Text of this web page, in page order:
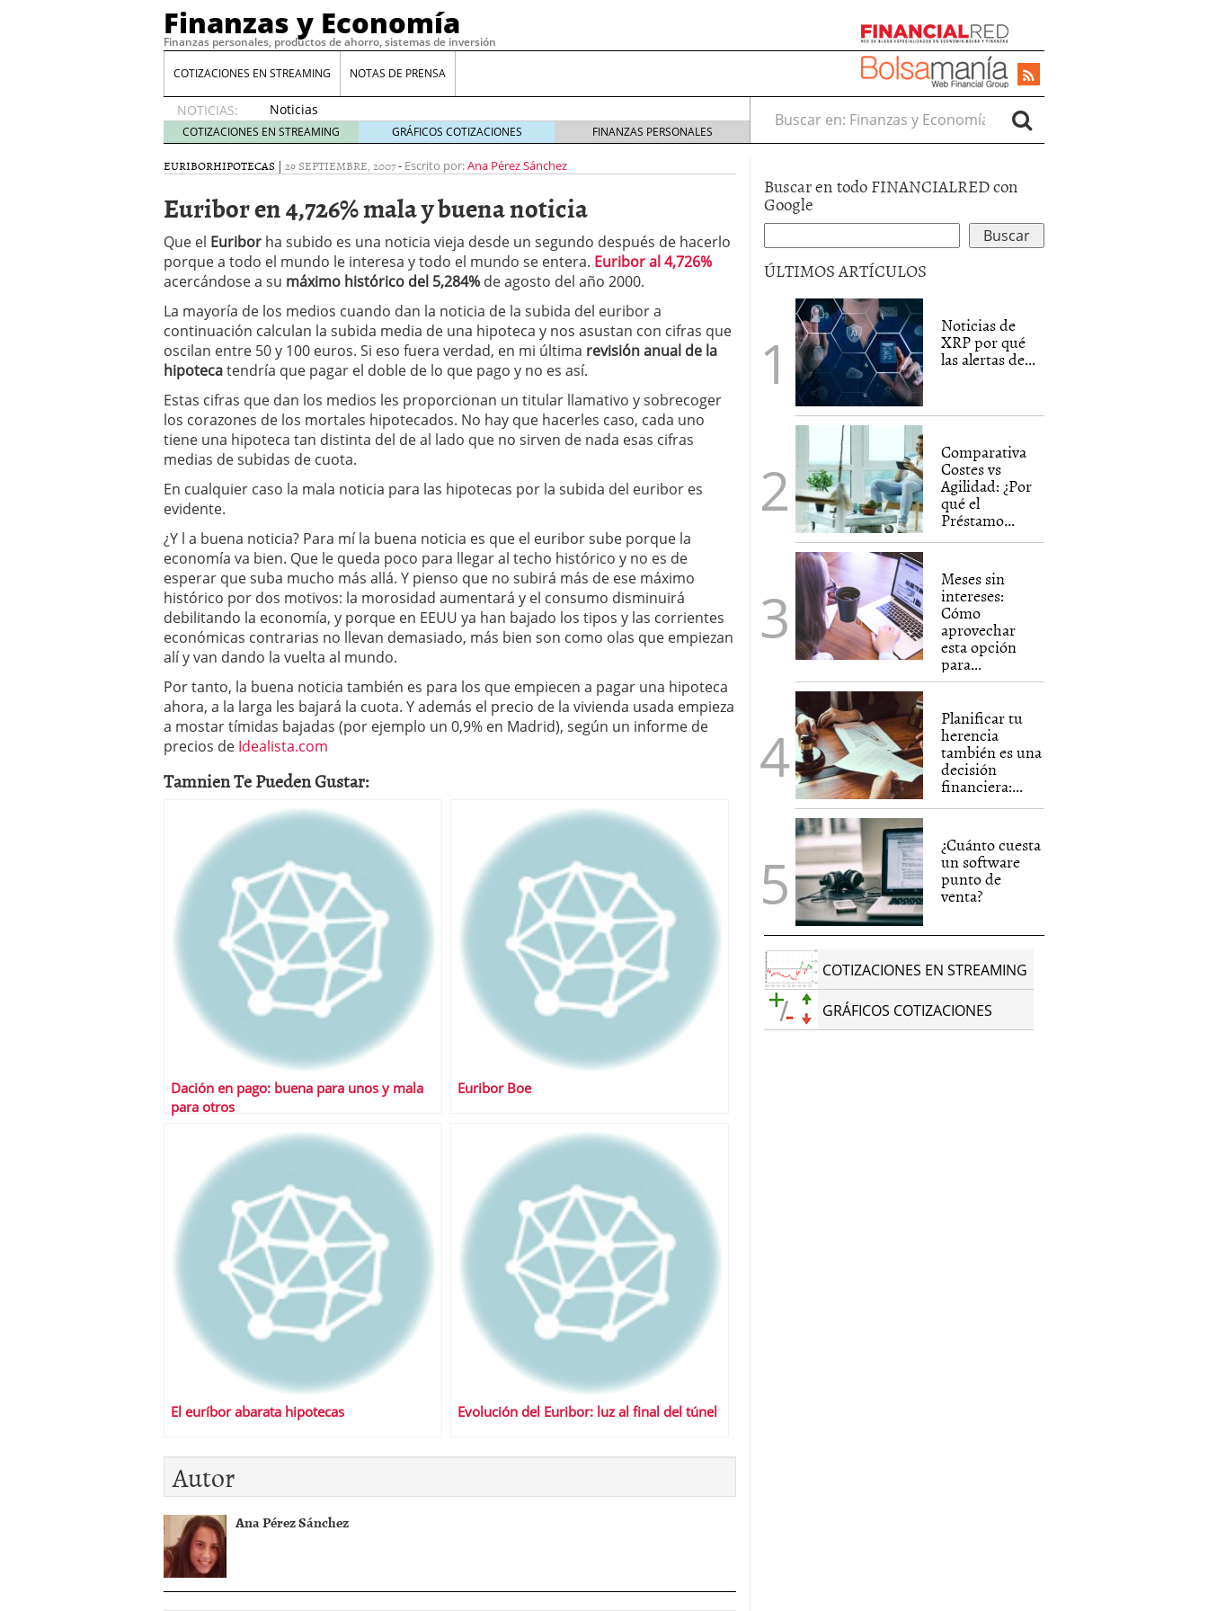
Finanzas y Economía
Finanzas personales, productos de ahorro, sistemas de inversión
COTIZACIONES EN STREAMING NOTAS DE PRENSA
NOTICIAS:
Noticias
de XRP
por qué
las
whales
suelen
llegar
tarde 16
de abril
de 2026
Comparativa Costes vs Agilidad: ¿Por qué el Préstamo Promotor privado
acelera la rentabilidad?
12 de diciembre de 2025
Meses sin intereses: Cómo aprovechar esta opción para gestionar tus
compras 24 de noviembre de 2025
Planificar tu herencia también es una decisión financiera: cómo anticiparte
a los costes 21 de noviembre de 2025
¿Cuánto cuesta un software punto de venta? 3 de octubre de 2025
COTIZACIONES EN STREAMING GRÁFICOS COTIZACIONES FINANZAS PERSONALES
Buscar en:
EURIBORHIPOTECAS | 29 SEPTIEMBRE, 2007- Escrito por:Ana Pérez Sánchez
Euribor en 4,726% mala y buena noticia
Que el Euribor ha subido es una noticia vieja desde un segundo después de hacerlo
porque a todo el mundo le interesa y todo el mundo se entera. Euribor al 4,726%
acercándose a su máximo histórico del 5,284% de agosto del año 2000.
La mayoría de los medios cuando dan la noticia de la subida del euribor a
continuación calculan la subida media de una hipoteca y nos asustan con cifras que
oscilan entre 50 y 100 euros. Si eso fuera verdad, en mi última revisión anual de la
hipotecatendría que pagar el doble de lo que pago y no es así.
Estas cifras que dan los medios les proporcionan un titular llamativo y sobrecoger
los corazones de los mortales hipotecados. No hay que hacerles caso, cada uno
tiene una hipoteca tan distinta del de al lado que no sirven de nada esas cifras
medias de subidas de cuota.
En cualquier caso la mala noticia para las hipotecas por la subida del euribor es
evidente.
¿Y l a buena noticia? Para mí la buena noticia es que el euribor sube porque la
economía va bien. Que le queda poco para llegar al techo histórico y no es de
esperar que suba mucho más allá. Y pienso que no subirá más de ese máximo
histórico por dos motivos: la morosidad aumentará y el consumo disminuirá
debilitando la economía, y porque en EEUU ya han bajado los tipos y las corrientes
económicas contrarias no llevan demasiado, más bien son como olas que empiezan
alí y van dando la vuelta al mundo.
Por tanto, la buena noticia también es para los que empiecen a pagar una hipoteca
ahora, a la larga les bajará la cuota. Y además el precio de la vivienda usada empieza
a mostar tímidas bajadas (por ejemplo un 0,9% en Madrid), según un informe de
precios de Idealista.com
Tamnien Te Pueden Gustar:
Dación en pago: buena para unos y mala
para otros
Euribor Boe
El euríbor abarata hipotecas Evolución del Euribor: luz al final del túnel
Autor
Ana Pérez Sánchez
Buscar en todo FINANCIALRED con
Google
ÚLTIMOS ARTÍCULOS
Noticias de
XRP por qué
las alertas de...
Comparativa
Costes vs
Agilidad: ¿Por
qué el
Préstamo...
Meses sin
intereses:
Cómo
aprovechar
esta opción
para...
Planificar tu
herencia
también es una
decisión
financiera:...
¿Cuánto cuesta
un software
punto de
venta?
COTIZACIONES EN STREAMING
GRÁFICOS COTIZACIONES